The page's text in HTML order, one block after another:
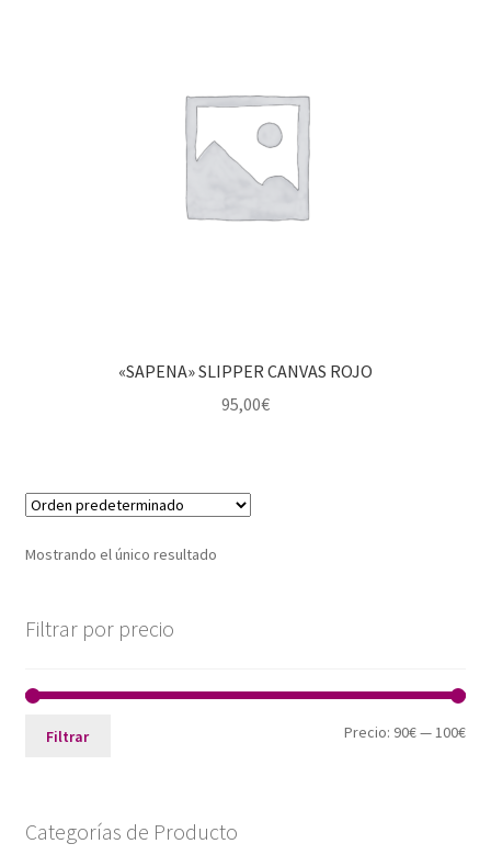
«SAPENA» SLIPPER CANVAS ROJO
95,00€
Mostrando el único resultado
Filtrar por precio
Filtrar Precio: 90€—100€
Categorías de Producto